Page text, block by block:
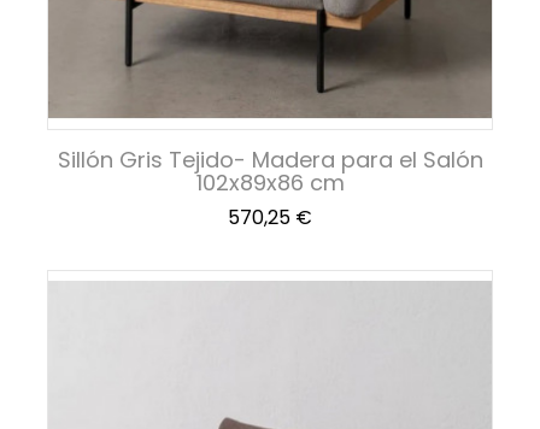
Sillón Gris Tejido- Madera para el Salón
102x89x86 cm
Precio
570,25 €